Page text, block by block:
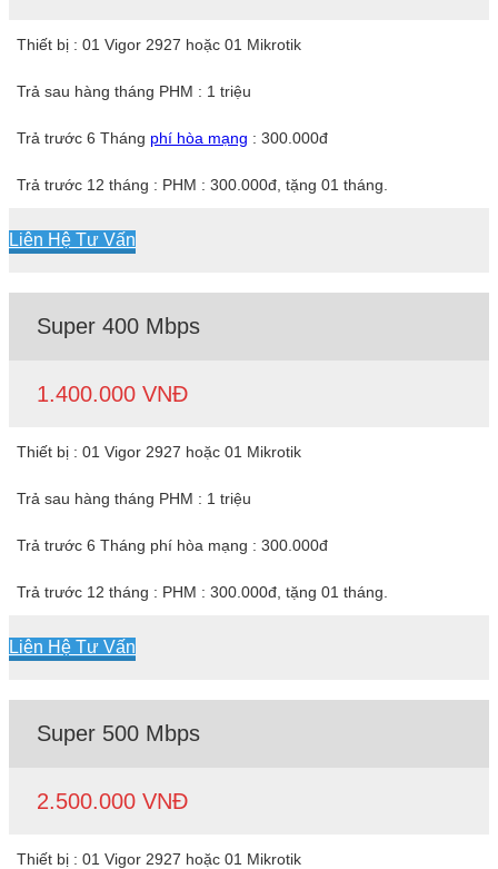
Thiết bị : 01 Vigor 2927 hoặc 01 Mikrotik
Trả sau hàng tháng PHM : 1 triệu
Trả trước 6 Tháng phí hòa mạng : 300.000đ
Trả trước 12 tháng : PHM : 300.000đ, tặng 01 tháng.
Liên Hệ Tư Vấn
Super 400 Mbps
1.400.000 VNĐ
Thiết bị : 01 Vigor 2927 hoặc 01 Mikrotik
Trả sau hàng tháng PHM : 1 triệu
Trả trước 6 Tháng phí hòa mạng : 300.000đ
Trả trước 12 tháng : PHM : 300.000đ, tặng 01 tháng.
Liên Hệ Tư Vấn
Super 500 Mbps
2.500.000 VNĐ
Thiết bị : 01 Vigor 2927 hoặc 01 Mikrotik